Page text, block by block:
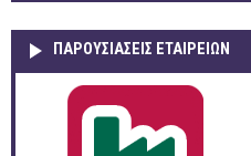
ΠΑΡΟΥΣΙΆΣΕΙΣ ΕΤΑΙΡΕΙΏΝ